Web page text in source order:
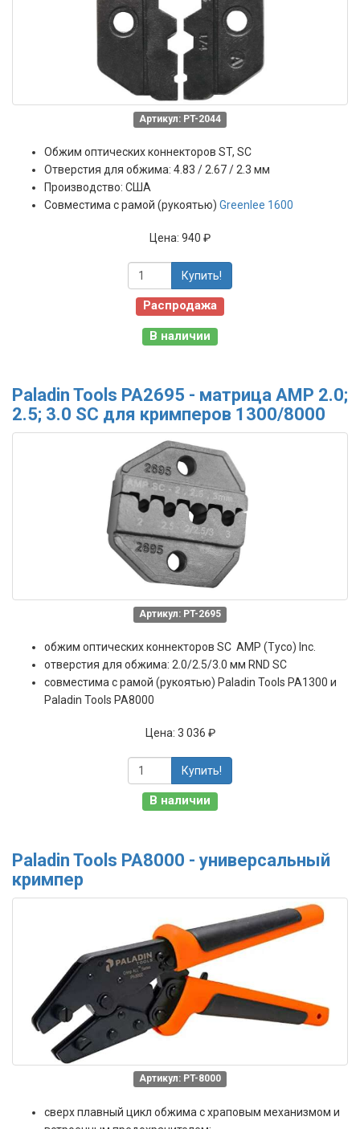
Артикул: PT-2044
Обжим оптических коннекторов ST, SC
Отверстия для обжима: 4.83 / 2.67 / 2.3 мм
Производство: США
Совместима с рамой (рукоятью) Greenlee 1600
Цена: 940 ₽
Купить!
Распродажа
В наличии
Paladin Tools PA2695 - матрица AMP 2.0;
2.5; 3.0 SC для кримперов 1300/8000
Артикул: PT-2695
обжим оптических коннекторов SC AMP (Tyco) Inc.
отверстия для обжима: 2.0/2.5/3.0 мм RND SC
совместима с рамой (рукоятью) Paladin Tools PA1300 и
Paladin Tools PA8000
Цена: 3 036 ₽
Купить!
В наличии
Paladin Tools PA8000 - универсальный
кримпер
Артикул: PT-8000
cверх плавный цикл обжима с храповым механизмом и